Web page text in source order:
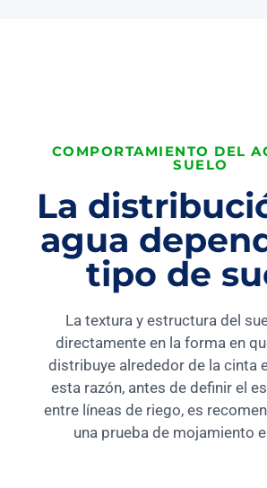
COMPORTAMIENTO DEL
SUELO
La
agua
tipo de
La textura y estructura del
directamente en la forma en
distribuye alrededor de la cinta
esta razón, antes de definir el
entre líneas de riego, es
una prueba de mojamiento